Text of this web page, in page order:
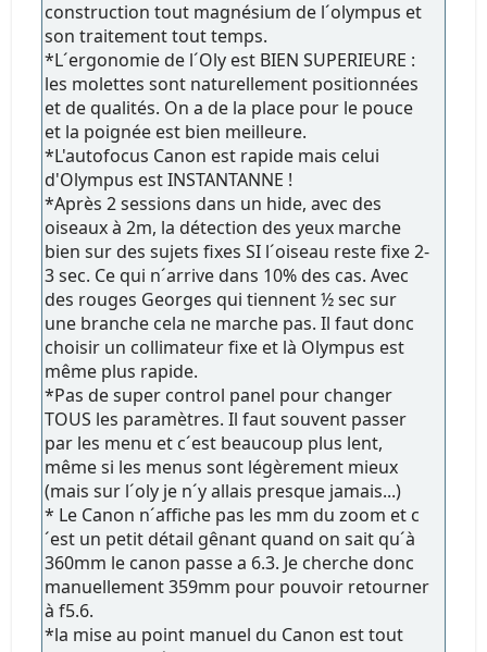
construction tout magnésium de l´olympus et
son traitement tout temps.
*L´ergonomie de l´Oly est BIEN SUPERIEURE :
les molettes sont naturellement positionnées
et de qualités. On a de la place pour le pouce
et la poignée est bien meilleure.
*L'autofocus Canon est rapide mais celui
d'Olympus est INSTANTANNE !
*Après 2 sessions dans un hide, avec des
oiseaux à 2m, la détection des yeux marche
bien sur des sujets fixes SI l´oiseau reste fixe 2-
3 sec. Ce qui n´arrive dans 10% des cas. Avec
des rouges Georges qui tiennent ½ sec sur
une branche cela ne marche pas. Il faut donc
choisir un collimateur fixe et là Olympus est
même plus rapide.
*Pas de super control panel pour changer
TOUS les paramètres. Il faut souvent passer
par les menu et c´est beaucoup plus lent,
même si les menus sont légèrement mieux
(mais sur l´oly je n´y allais presque jamais...)
* Le Canon n´affiche pas les mm du zoom et c
´est un petit détail gênant quand on sait qu´à
360mm le canon passe a 6.3. Je cherche donc
manuellement 359mm pour pouvoir retourner
à f5.6.
*la mise au point manuel du Canon est tout